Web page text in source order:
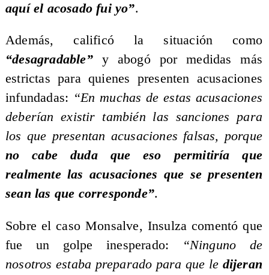
aquí el acosado fui yo”.
Además, calificó la situación como
“desagradable”y abogó por medidas más
estrictas para quienes presenten acusaciones
infundadas: “En muchas de estas acusaciones
deberían existir también las sanciones para
los que presentan acusaciones falsas, porque
no cabe duda que eso permitiría que
realmente las acusaciones que se presenten
sean las que corresponde”.
Sobre el caso Monsalve, Insulza comentó que
fue un golpe inesperado:
“Ninguno de
nosotros estaba preparado para que le dijeran